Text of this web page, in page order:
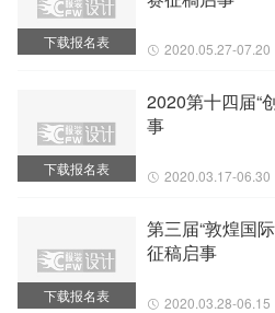
下载报名表 2020.05.27-07.20
下载报名表
2020第十四届“
事
2020.03.17-06.30
下载报名表
第三届“敦煌国
征稿启事
2020.03.28-06.15